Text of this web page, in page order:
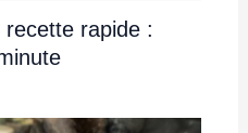
rapide :